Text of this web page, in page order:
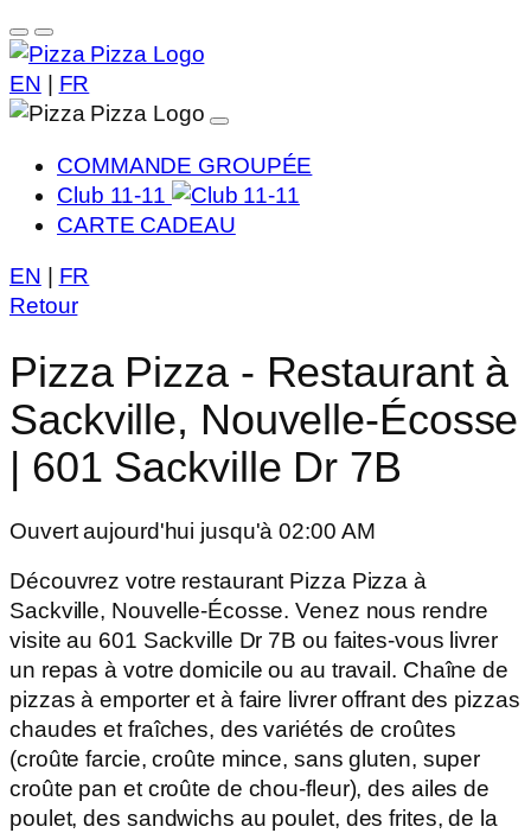
EN FR
COMMANDE GROUPÉE
Club 11-11
CARTE CADEAU
EN
FR
Retour
Pizza Pizza - Restaurant à
Sackville, Nouvelle-Écosse
| 601 Sackville Dr 7B
Ouvert aujourd'hui jusqu'à 02:00 AM
Découvrez votre restaurant Pizza Pizza à
Sackville, Nouvelle-Écosse. Venez nous rendre
visite au 601 Sackville Dr 7B ou faites-vous livrer
un repas à votre domicile ou au travail. Chaîne de
pizzas à emporter et à faire livrer offrant des pizzas
chaudes et fraîches, des variétés de croûtes
(croûte farcie, croûte mince, sans gluten, super
croûte pan et croûte de chou-fleur), des ailes de
poulet, des sandwichs au poulet, des frites, de la